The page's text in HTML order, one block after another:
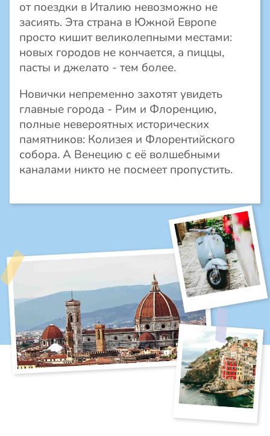
от поездки в Италию невозможно не
засиять. Эта страна в Южной Европе
просто кишит великолепными местами:
новых городов не кончается, а пиццы,
пасты и джелато - тем более.
Новички непременно захотят увидеть
главные города - Рим и Флоренцию,
полные невероятных исторических
памятников: Колизея и Флорентийского
собора. А Венецию с её волшебными
каналами никто не посмеет пропустить.